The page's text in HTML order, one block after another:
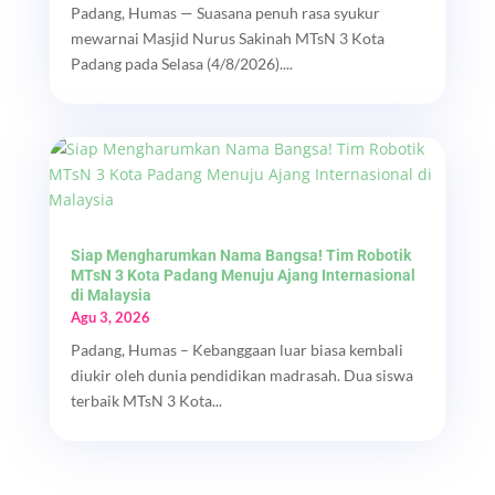
Padang, Humas — Suasana penuh rasa syukur
mewarnai Masjid Nurus Sakinah MTsN 3 Kota
Padang pada Selasa (4/8/2026)....
Siap Mengharumkan Nama Bangsa! Tim Robotik
MTsN 3 Kota Padang Menuju Ajang Internasional
di Malaysia
Agu 3, 2026
Padang, Humas – Kebanggaan luar biasa kembali
diukir oleh dunia pendidikan madrasah. Dua siswa
terbaik MTsN 3 Kota...